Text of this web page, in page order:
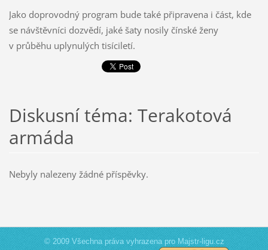
Jako doprovodný program bude také připravena i část, kde
se návštěvníci dozvědí, jaké šaty nosily čínské ženy
v průběhu uplynulých tisíciletí.
Diskusní téma: Terakotová
armáda
Nebyly nalezeny žádné příspěvky.
© 2009 Všechna práva vyhrazena pro Majstr-ligu.cz